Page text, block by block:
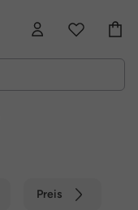
Preis